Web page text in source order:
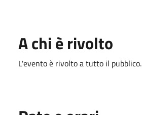
A chi è rivolto
L'evento è rivolto a tutto il pubblico.